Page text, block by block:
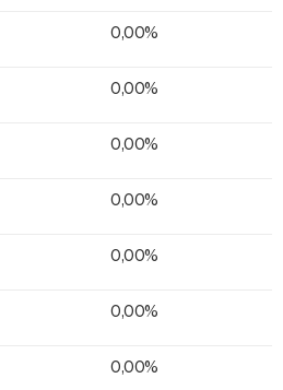
0,00%
0,00%
0,00%
0,00%
0,00%
0,00%
0,00%